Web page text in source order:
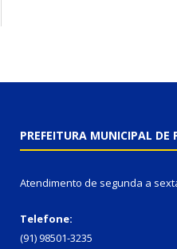
PREFEITURA MUNICIPAL DE
Atendimento de segunda a
Telefone:
(91) 98501-3235